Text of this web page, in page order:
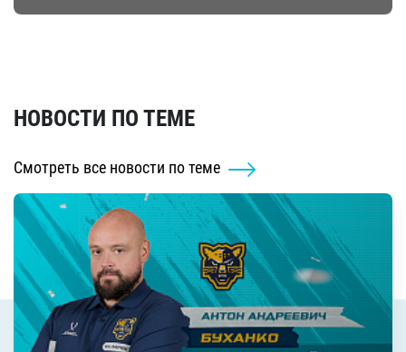
НОВОСТИ ПО ТЕМЕ
Смотреть все новости по теме